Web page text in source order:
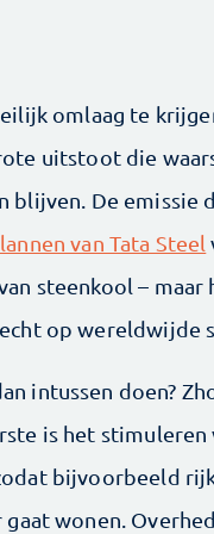
omlaag te
uitstoot die
blijven. De emissie
van Tata Steel
steenkool –
op wereldwijde
intussen doen?
is het stimuleren
bijvoorbeeld
wonen.